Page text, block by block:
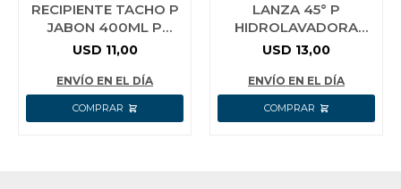
RECIPIENTE TACHO P
JABON 400ML P
HIDROLAVADORA
USD 11,00
ENVÍO EN EL DÍA
LANZA 45° P
HIDROLAVADORA
INGCO AMAN4501
USD 13,00
ENVÍO EN EL DÍA